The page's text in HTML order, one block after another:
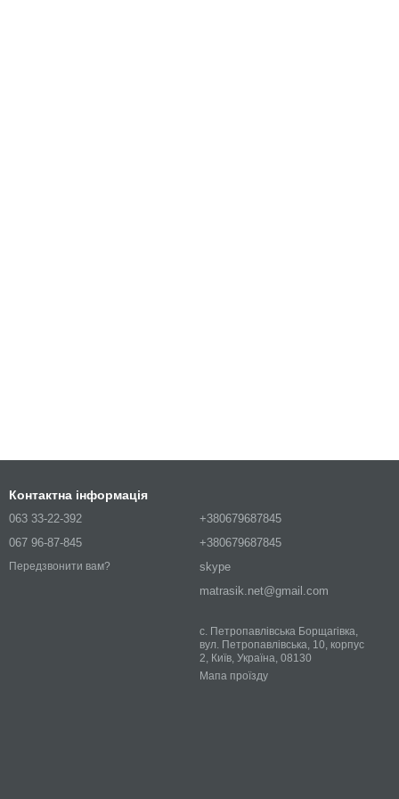
Контактна інформація
063 33-22-392
067 96-87-845
Передзвонити вам?
+380679687845
+380679687845
skype
matrasik.net@gmail.com
с. Петропавлівська Борщагівка,
вул. Петропавлівська, 10, корпус
2, Київ, Україна, 08130
Мапа проїзду